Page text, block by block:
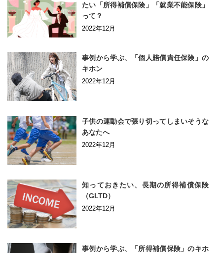
たい「所得補償保険」「就業不能保険」
って？
2022年12月
事例から学ぶ、「個人賠償責任保険」の
キホン
2022年12月
子供の運動会で張り切ってしまいそうな
あなたへ
2022年12月
知っておきたい、長期の所得補償保険
（GLTD）
2022年12月
事例から学ぶ、「所得補償保険」のキホ